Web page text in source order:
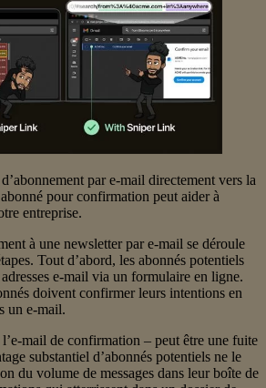
par e-mail directement vers la
pour confirmation peut aider à
entreprise.
à une newsletter par e-mail se déroule
Tout d’abord, les abonnés potentiels
e-mail via un formulaire en ligne.
doivent confirmer leurs intentions en
un e-mail.
mail de confirmation – peut être une fuite
substantiel d’abonnés potentiels ne le
du volume de messages dans leur boîte de